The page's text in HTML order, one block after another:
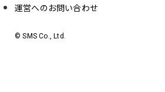
運営へのお問い合わせ
© SMS Co., Ltd.